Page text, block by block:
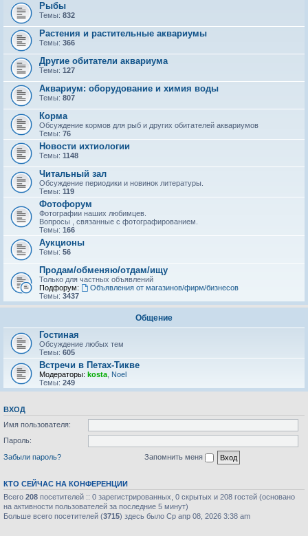
Рыбы
Темы: 832
Растения и растительные аквариумы
Темы: 366
Другие обитатели аквариума
Темы: 127
Аквариум: оборудование и химия воды
Темы: 807
Корма
Обсуждение кормов для рыб и других обитателей аквариумов
Темы: 76
Новости ихтиологии
Темы: 1148
Читальный зал
Обсуждение периодики и новинок литературы.
Темы: 119
Фотофорум
Фотографии наших любимцев.
Вопросы , связанные с фотографированием.
Темы: 166
Аукционы
Темы: 56
Продам/обменяю/отдам/ищу
Только для частных объявлений
Подфорум:
Объявления от магазинов/фирм/бизнесов
Темы: 3437
Общение
Гостиная
Обсуждение любых тем
Темы: 605
Встречи в Петах-Тикве
Модераторы: kosta Noel
Темы: 249
ВХОД
Имя пользователя:
Пароль:
Забыли пароль?
Запомнить меня
КТО СЕЙЧАС НА КОНФЕРЕНЦИИ
Всего 208 посетителей :: 0 зарегистрированных, 0 скрытых и 208 гостей (основано
на активности пользователей за последние 5 минут)
Больше всего посетителей (3715) здесь было Ср апр 08, 2026 3:38 am